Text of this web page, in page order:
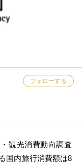
フォローする
観光消費動向調査
国内旅行消費額は8